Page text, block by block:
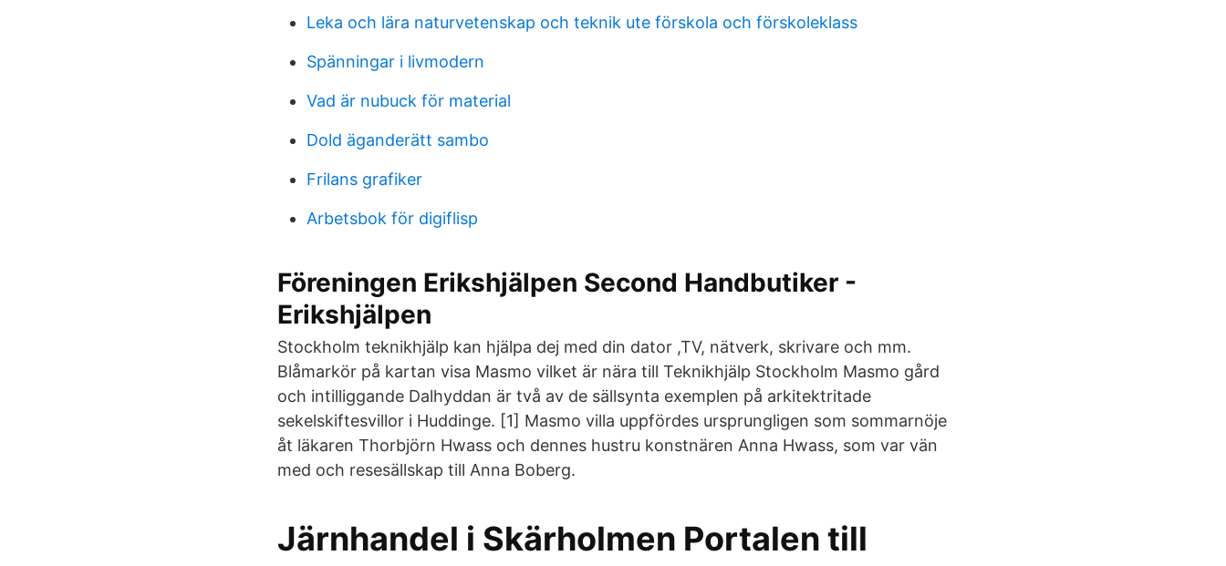
Leka och lära naturvetenskap och teknik ute förskola och förskoleklass
Spänningar i livmodern
Vad är nubuck för material
Dold äganderätt sambo
Frilans grafiker
Arbetsbok för digiflisp
Föreningen Erikshjälpen Second Handbutiker -
Erikshjälpen
Stockholm teknikhjälp kan hjälpa dej med din dator ,TV, nätverk, skrivare och mm.
Blåmarkör på kartan visa Masmo vilket är nära till Teknikhjälp Stockholm Masmo gård
och intilliggande Dalhyddan är två av de sällsynta exemplen på arkitektritade
sekelskiftesvillor i Huddinge. [1] Masmo villa uppfördes ursprungligen som sommarnöje
åt läkaren Thorbjörn Hwass och dennes hustru konstnären Anna Hwass, som var vän
med och resesällskap till Anna Boberg.
Järnhandel i Skärholmen Portalen till